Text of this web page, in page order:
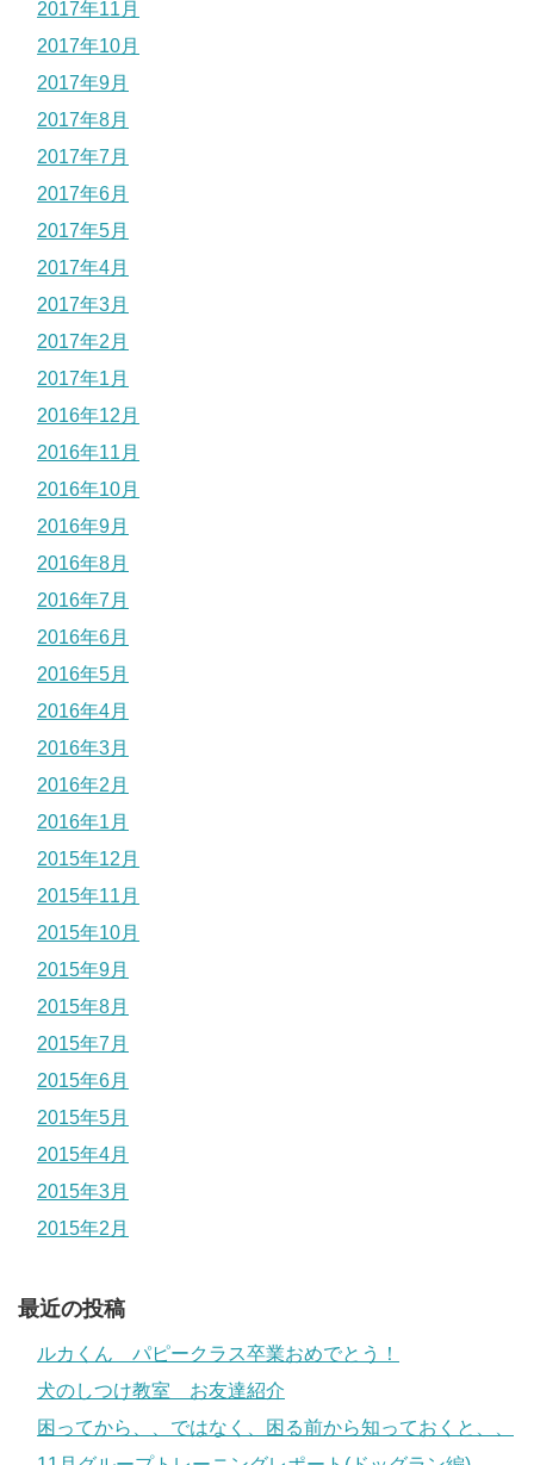
2017年11月
2017年10月
2017年9月
2017年8月
2017年7月
2017年6月
2017年5月
2017年4月
2017年3月
2017年2月
2017年1月
2016年12月
2016年11月
2016年10月
2016年9月
2016年8月
2016年7月
2016年6月
2016年5月
2016年4月
2016年3月
2016年2月
2016年1月
2015年12月
2015年11月
2015年10月
2015年9月
2015年8月
2015年7月
2015年6月
2015年5月
2015年4月
2015年3月
2015年2月
最近の投稿
ルカくん パピークラス卒業おめでとう！
犬のしつけ教室 お友達紹介
困ってから、、ではなく、困る前から知っておくと、、